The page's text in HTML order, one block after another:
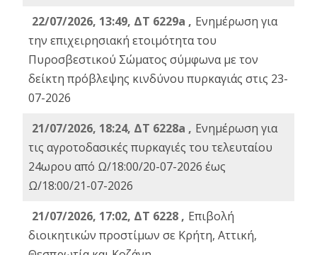
22/07/2026, 13:49, ΔΤ 6229a , Ενημέρωση για
την επιχειρησιακή ετοιμότητα του
Πυροσβεστικού Σώματος σύμφωνα με τον
δείκτη πρόβλεψης κινδύνου πυρκαγιάς στις 23-
07-2026
21/07/2026, 18:24, ΔΤ 6228a , Ενημέρωση για
τις αγροτοδασικές πυρκαγιές του τελευταίου
24ωρου από Ω/18:00/20-07-2026 έως
Ω/18:00/21-07-2026
21/07/2026, 17:02, ΔΤ 6228 , Επιβολή
διοικητικών προστίμων σε Κρήτη, Αττική,